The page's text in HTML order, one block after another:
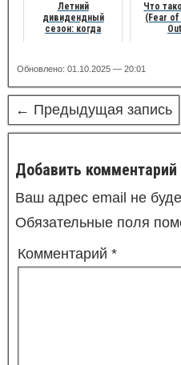
Летний
дивидендный
сезон: когда
Что
(Fear of
Обновлено: 01.10.2025 — 20:01
← Предыдущая запись
Добавить комментарий
Ваш адрес email не
Обязательные поля
Комментарий *